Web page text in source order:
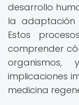
desarrollo
la adaptación
Estos
comprender
implicaciones
medicina